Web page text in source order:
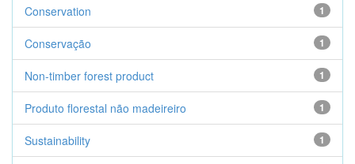
1
Conservation
1
Conservação
1
Non-timber forest product
1
Produto florestal não madeireiro
1
Sustainability